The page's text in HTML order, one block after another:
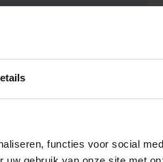
functies voor social